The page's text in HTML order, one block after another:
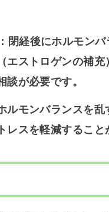
：閉経後にホルモン
エストロゲンの補充
談が必要です。
ルモンバランスを
スを軽減すること